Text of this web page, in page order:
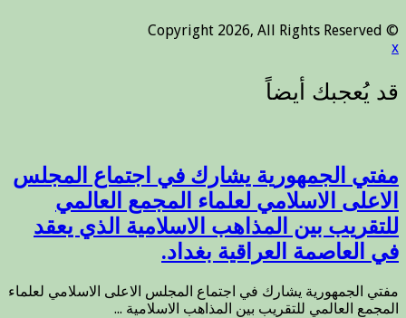
© Copyright 2026, All Rights Reserved
x
مفتي الجمهورية يشارك في اجتماع المجلس
الاعلى الاسلامي لعلماء المجمع العالمي
للتقريب بين المذاهب الاسلامية الذي يعقد
في العاصمة العراقية بغداد.
مفتي الجمهورية يشارك في اجتماع المجلس الاعلى الاسلامي لعلماء
المجمع العالمي للتقريب بين المذاهب الاسلامية ...